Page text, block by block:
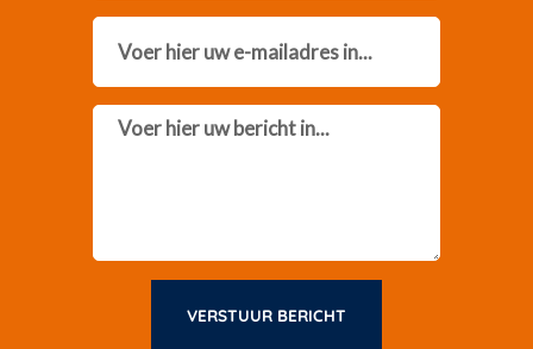
Message
VERSTUUR BERICHT